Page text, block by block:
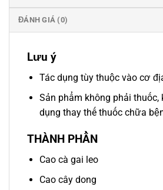
ĐÁNH GIÁ (0)
Lưu ý
Tác dụng tùy thuộc vào cơ
Sản phẩm không phải thuốc,
dụng thay thế thuốc chữa
THÀNH PHẦN
Cao cà gai leo
Cao cây dong